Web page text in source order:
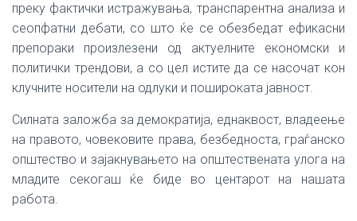
преку фактички истражувања, транспарентна анализа и
сеопфатни дебати, со што ќе се обезбедат ефикасни
препораки произлезени од актуелните економски и
политички трендови, а со цел истите да се насочат кон
клучните носители на одлуки и пошироката јавност.
Силната заложба за демократија, еднаквост, владеење
на правото, човековите права, безбедноста, граѓанско
општество и зајакнувањето на општествената улога на
младите секогаш ќе биде во центарот на нашата
работа.